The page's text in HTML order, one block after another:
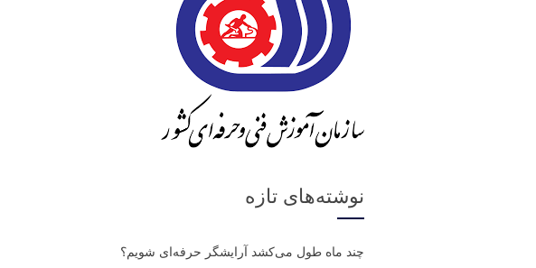
نوشته‌های تازه
چند ماه طول می‌کشد آرایشگر حرفه‌ای شویم؟